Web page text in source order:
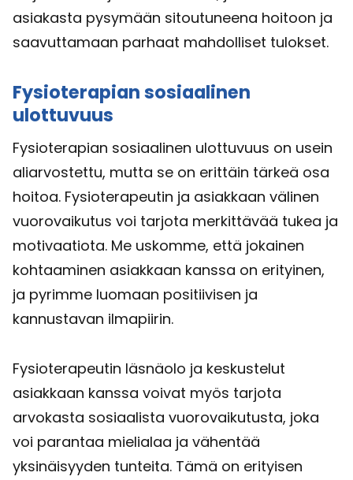
asiakasta pysymään sitoutuneena hoitoon ja
saavuttamaan parhaat mahdolliset tulokset.
Fysioterapian sosiaalinen
ulottuvuus
Fysioterapian sosiaalinen ulottuvuus on usein
aliarvostettu, mutta se on erittäin tärkeä osa
hoitoa. Fysioterapeutin ja asiakkaan välinen
vuorovaikutus voi tarjota merkittävää tukea ja
motivaatiota. Me uskomme, että jokainen
kohtaaminen asiakkaan kanssa on erityinen,
ja pyrimme luomaan positiivisen ja
kannustavan ilmapiirin.
Fysioterapeutin läsnäolo ja keskustelut
asiakkaan kanssa voivat myös tarjota
arvokasta sosiaalista vuorovaikutusta, joka
voi parantaa mielialaa ja vähentää
yksinäisyyden tunteita. Tämä on erityisen